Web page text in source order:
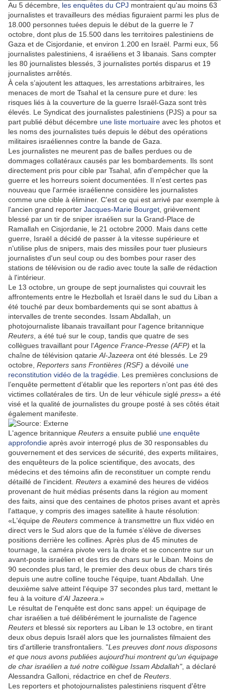
Au 5 décembre, les enquêtes du CPJ montraient qu'au moins 63
journalistes et travailleurs des médias figuraient parmi les plus de
18.000 personnes tuées depuis le début de la guerre le 7
octobre, dont plus de 15.500 dans les territoires palestiniens de
Gaza et de Cisjordanie, et environ 1.200 en Israël. Parmi eux, 56
journalistes palestiniens, 4 israéliens et 3 libanais. Sans compter
les 80 journalistes blessés, 3 journalistes portés disparus et 19
journalistes arrêtés.
À cela s’ajoutent les attaques, les arrestations arbitraires, les
menaces de mort de Tsahal et la censure pure et dure: les
risques liés à la couverture de la guerre Israël-Gaza sont très
élevés. Le Syndicat des journalistes palestiniens (PJS) a pour sa
part publié début décembre une liste mortuaire avec les photos et
les noms des journalistes tués depuis le début des opérations
militaires israéliennes contre la bande de Gaza.
Les journalistes ne meurent pas de balles perdues ou de
dommages collatéraux causés par les bombardements. Ils sont
directement pris pour cible par Tsahal, afin d'empêcher que la
guerre et les horreurs soient documentées. Il n'est certes pas
nouveau que l'armée israélienne considère les journalistes
comme une cible à éliminer. C'est ce qui est arrivé par exemple à
l'ancien grand reporter Jacques-Marie Bourget , grièvement
blessé par un tir de sniper israélien sur la Grand-Place de
Ramallah en Cisjordanie, le 21 octobre 2000. Mais dans cette
guerre, Israël a décidé de passer à la vitesse supérieure et
n'utilise plus de snipers, mais des missiles pour tuer plusieurs
journalistes d'un seul coup ou des bombes pour raser des
stations de télévision ou de radio avec toute la salle de rédaction
à l'intérieur.
Le 13 octobre, un groupe de sept journalistes qui couvrait les
affrontements entre le Hezbollah et Israël dans le sud du Liban a
été touché par deux bombardements qui se sont abattus à
intervalles de trente secondes. Issam Abdallah, un
photojournaliste libanais travaillant pour l'agence britannique
Reuters , a été tué sur le coup, tandis que quatre de ses
collègues travaillant pour l'Agence France-Presse (AFP) et la
chaîne de télévision qatarie Al-Jazeera ont été blessés. Le 29
octobre, Reporters sans Frontières (RSF) a dévoilé une
reconstitution vidéo de la tragédie . Les premières conclusions de
l’enquête permettent d’établir que les reporters n’ont pas été des
victimes collatérales de tirs. Un de leur véhicule siglé press» a été
visé et la qualité de journalistes du groupe posté à ses côtés était
également manifeste.
L'agence britannique Reuters a ensuite publié une enquête
approfondie après avoir interrogé plus de 30 responsables du
gouvernement et des services de sécurité, des experts militaires,
des enquêteurs de la police scientifique, des avocats, des
médecins et des témoins afin de reconstituer un compte rendu
détaillé de l'incident. Reuters a examiné des heures de vidéos
provenant de huit médias présents dans la région au moment
des faits, ainsi que des centaines de photos prises avant et après
l'attaque, y compris des images satellite à haute résolution:
«L'équipe de Reuters commence à transmettre un flux vidéo en
direct vers le Sud alors que de la fumée s'élève de diverses
positions derrière les collines. Après plus de 45 minutes de
tournage, la caméra pivote vers la droite et se concentre sur un
avant-poste israélien et des tirs de chars sur le Liban. Moins de
90 secondes plus tard, le premier des deux obus de chars tirés
depuis une autre colline touche l'équipe, tuant Abdallah. Une
deuxième salve atteint l'équipe 37 secondes plus tard, mettant le
feu à la voiture d'Al Jazeera .»
Le résultat de l'enquête est donc sans appel: un équipage de
char israélien a tué délibérément le journaliste de l'agence
Reuters et blessé six reporters au Liban le 13 octobre, en tirant
deux obus depuis Israël alors que les journalistes filmaient des
tirs d'artillerie transfrontaliers. "Les preuves dont nous disposons
et que nous avons publiées aujourd'hui montrent qu'un équipage
de char israélien a tué notre collègue Issam Abdallah", a déclaré
Alessandra Galloni, rédactrice en chef de Reuters
Les reporters et photojournalistes palestiniens risquent d'être